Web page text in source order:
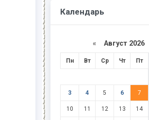
Календарь
« Август 2026
Пн Вт Ср Чт Пт
3 4 5 6 7
10 11 12 13 14